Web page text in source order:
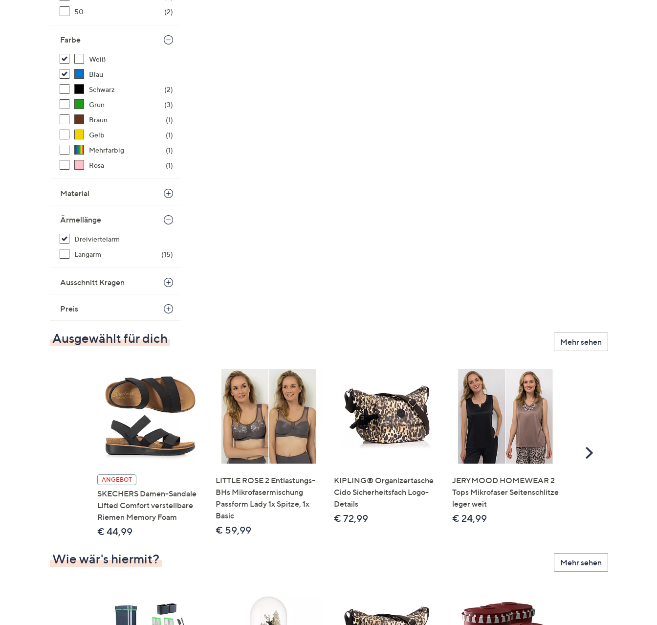
50
(2)
Farbe
Weiß
Blau
Schwarz
(2)
Grün
(3)
Braun
(1)
Gelb
(1)
Mehrfarbig
(1)
Rosa
(1)
Material
Ärmellänge
Dreiviertelarm
Langarm
(15)
Ausschnitt Kragen
Preis
Ausgewählt für dich Mehr sehen
ANGEBOT
SKECHERS Damen-Sandale
Lifted Comfort verstellbare
Riemen Memory Foam
€ 44,99
LITTLE ROSE 2 Entlastungs-
BHs Mikrofasermischung
Passform Lady 1x Spitze, 1x
Basic
€ 59,99
KIPLING® Organizertasche
Cido Sicherheitsfach Logo-
Details
€ 72,99
JERYMOOD HOMEWEAR 2
Tops Mikrofaser Seitenschlitze
leger weit
€ 24,99
Scroll
Wie wär's hiermit? Mehr sehen